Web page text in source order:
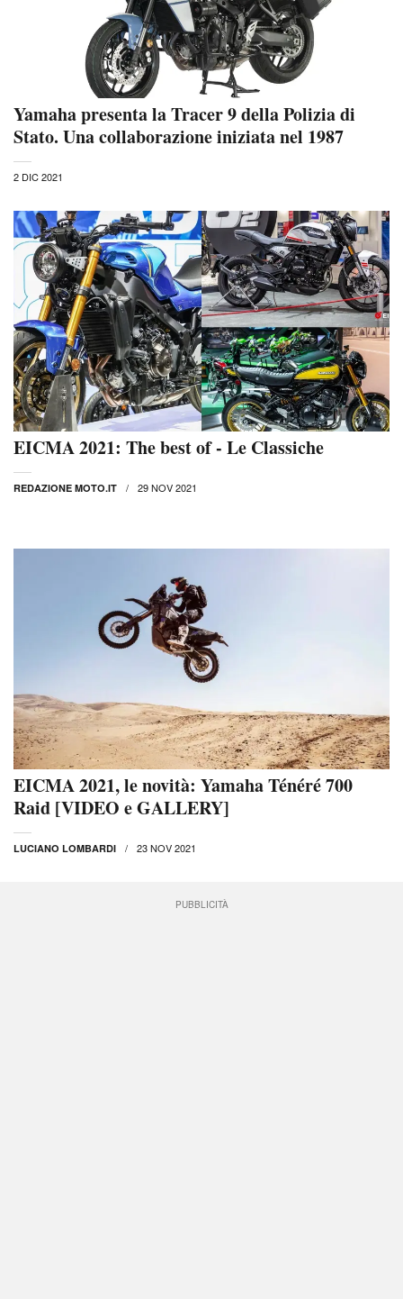
Yamaha presenta la Tracer 9 della Polizia di
Stato. Una collaborazione iniziata nel 1987
2 DIC 2021
EICMA 2021: The best of - Le Classiche
REDAZIONE MOTO.IT 29 NOV 2021
EICMA 2021, le novità: Yamaha Ténéré 700
Raid [VIDEO e GALLERY]
LUCIANO LOMBARDI 23 NOV 2021
PUBBLICITÀ